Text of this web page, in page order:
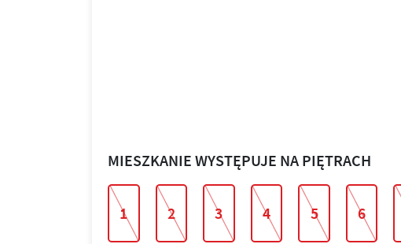
MIESZKANIE WYSTĘPUJE NA PIĘTRACH
1 2 3 4 5 6